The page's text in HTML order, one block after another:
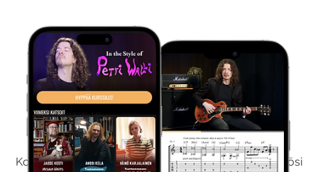
Kokeile Ilmaiseksi
Kokeilemalla ilmaiseksi saat koko sisältömme käyttöösi